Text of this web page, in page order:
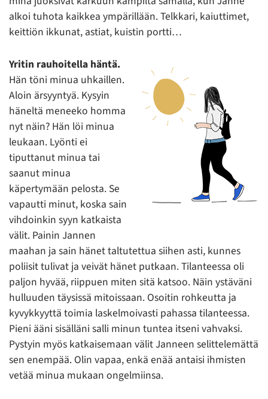
alkoi tuhota kaikkea ympärillään. Telkkari, kaiuttimet,
keittiön ikkunat, astiat, kuistin portti…
Yritin rauhoitella häntä.
Hän töni minua uhkaillen.
Aloin ärsyyntyä. Kysyin
häneltä meneeko homma
nyt näin? Hän löi minua
leukaan. Lyönti ei
tiputtanut minua tai
saanut minua
käpertymään pelosta. Se
vapautti minut, koska sain
vihdoinkin syyn katkaista
välit. Painin Jannen
maahan ja sain hänet taltutettua siihen asti, kunnes
poliisit tulivat ja veivät hänet putkaan. Tilanteessa oli
paljon hyvää, riippuen miten sitä katsoo. Näin ystäväni
hulluuden täysissä mitoissaan. Osoitin rohkeutta ja
kyvykkyyttä toimia laskelmoivasti pahassa tilanteessa.
Pieni ääni sisälläni salli minun tuntea itseni vahvaksi.
Pystyin myös katkaisemaan välit Janneen selittelemättä
sen enempää. Olin vapaa, enkä enää antaisi ihmisten
vetää minua mukaan ongelmiinsa.